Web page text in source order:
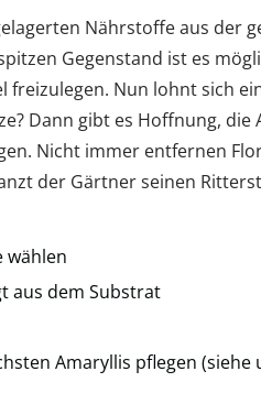
Nährstoffe aus der
Gegenstand ist es
freizulegen. Nun lohnt sich
Dann gibt es Hoffnung, die
Nicht immer entfernen
der Gärtner seinen
wählen
aus dem Substrat
Amaryllis pflegen (siehe